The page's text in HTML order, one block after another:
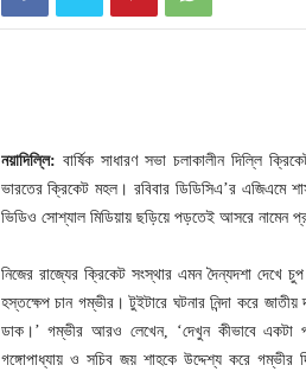
নয়াদিল্লি: বার্ষিক সাধারণ সভা চলাকালীন দিল্লি
ভারতের ক্রিকেট মহল। রবিবার ডিডিসিএ’র এজিএমে
ভিডিও সোশ্যাল মিডিয়ায় ছড়িয়ে পড়তেই আসরে নামেন
নিজের রাজ্যের ক্রিকেট সংস্থার এমন দৈন্যদশা দেখে চুপ
হস্তক্ষেপ চান গম্ভীর। টুইটারে ঘটনার নিন্দা করে
ডাক।’ গম্ভীর আরও লেখেন, ‘দেখুন কীভাবে একটা
গঙ্গোপাধ্যায় ও সচিব জয় শাহকে উদ্দেশ্য করে গম্ভীর